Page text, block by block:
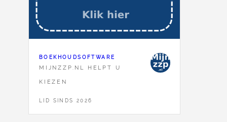
BOEKHOUDSOFTWARE
MIJNZZP.NL HELPT U
KIEZEN
LID SINDS 2026